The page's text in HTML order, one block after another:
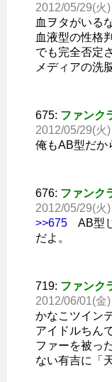
2012/05/29(火
血ヲタがいるな
血液型の性格
でも完全否定
メディアの洗
675: ファンク
2012/05/29(火
俺もAB型だか
676: ファンク
2012/05/29(火
>>675 AB型
だよ。
719: ファンク
2012/06/01(金
かなこツイン
アイドルちん
ファーを被っ
ない有吉に「